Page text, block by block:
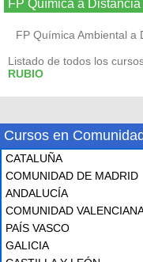
FP Química a
FP Química Ambiental a
Listado de todos los
RUBIO
Cursos en
CATALUÑA
COMUNIDAD DE MADRID
ANDALUCÍA
COMUNIDAD
PAÍS VASCO
GALICIA